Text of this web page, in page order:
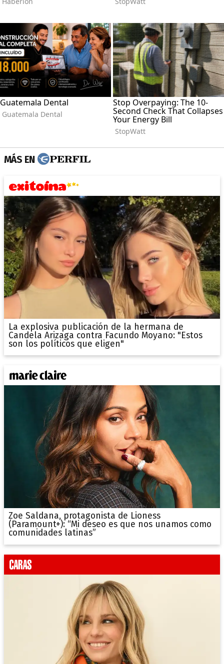
MÁS EN
La explosiva publicación de la hermana de
Candela Arizaga contra Facundo Moyano: "Estos
son los políticos que eligen"
Zoe Saldana, protagonista de Lioness
(Paramount+): “Mi deseo es que nos unamos como
comunidades latinas”